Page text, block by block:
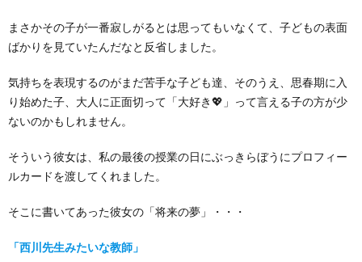
まさかその子が一番寂しがるとは思ってもいなくて、子どもの表面
ばかりを見ていたんだなと反省しました。
気持ちを表現するのがまだ苦手な子ども達、そのうえ、思春期に入
り始めた子、大人に正面切って「大好き💖」って言える子の方が少
ないのかもしれません。
そういう彼女は、私の最後の授業の日にぶっきらぼうにプロフィー
ルカードを渡してくれました。
そこに書いてあった彼女の「将来の夢」・・・
「西川先生みたいな教師」